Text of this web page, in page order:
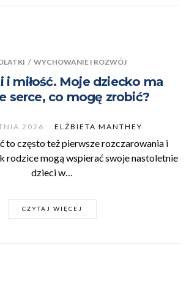
/ WYCHOWANIE I ROZWÓJ
i miłość. Moje dziecko ma
serce, co mogę zrobić?
2026 ELŻBIETA MANTHEY
to często też pierwsze rozczarowania i
rodzice mogą wspierać swoje nastoletnie
dzieci w…
CZYTAJ WIĘCEJ